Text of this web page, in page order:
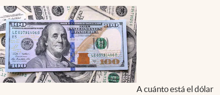
A cuánto está el dólar